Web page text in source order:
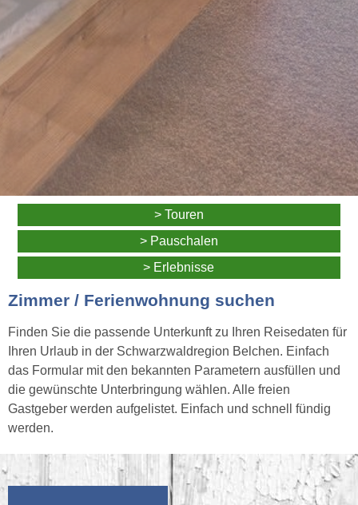
> Touren
> Pauschalen
> Erlebnisse
Zimmer / Ferienwohnung suchen
Finden Sie die passende Unterkunft zu Ihren Reisedaten für
Ihren Urlaub in der Schwarzwaldregion Belchen. Einfach
das Formular mit den bekannten Parametern ausfüllen und
die gewünschte Unterbringung wählen. Alle freien
Gastgeber werden aufgelistet. Einfach und schnell fündig
werden.